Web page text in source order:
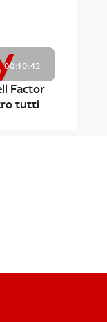
00:10:42
Factor
tutti